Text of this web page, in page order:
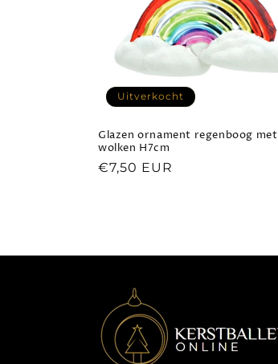
i
e
:
Uitverkocht
Glazen ornament regenboog met
wolken H7cm
Normale
€7,50 EUR